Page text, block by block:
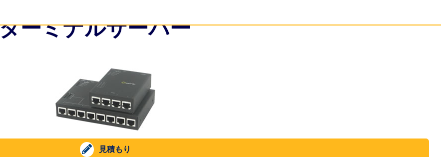
ーミナルサーバー
見積もり